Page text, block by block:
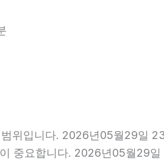
위입니다. 2026년05월29일
중요합니다. 2026년05월29